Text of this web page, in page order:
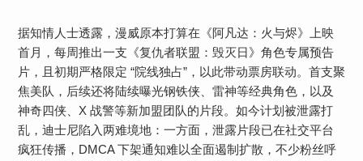
据知情人士透露，漫威原本打算在《阿凡达：火与烬》上映
首月，每周推出一支《复仇者联盟：毁灭日》角色专属预告
片，且初期严格限定 “院线独占”，以此带动票房联动。首支聚
焦美队，后续还将陆续曝光钢铁侠、雷神等经典角色，以及
神奇四侠、X 战警等新加盟团队的片段。​如今计划被泄露打
乱，迪士尼陷入两难境地：一方面，泄露片段已在社交平台
疯狂传播，DMCA 下架通知难以全面遏制扩散，不少粉丝呼